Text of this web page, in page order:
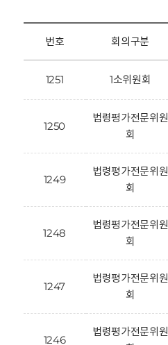
번호 회의구분
1251 1소위원회
1250
법령평가전문위원
회
1249
법령평가전문위원
회
1248
법령평가전문위원
회
1247
법령평가전문위원
회
1246
법령평가전문위원